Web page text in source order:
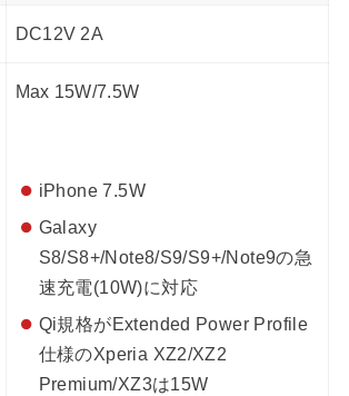
DC12V 2A
Max 15W/7.5W
iPhone 7.5W
Galaxy
S8/S8+/Note8/S9/S9+/Note9の急
速充電(10W)に対応
Qi規格がExtended Power Profile
仕様のXperia XZ2/XZ2
Premium/XZ3は15W